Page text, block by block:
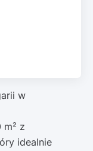
w
z
idealnie